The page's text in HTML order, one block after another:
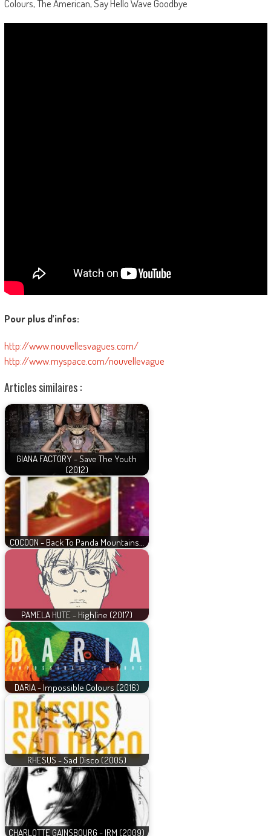
Colours, The American, Say Hello Wave Goodbye
Pour plus d’infos:
http://www.nouvellesvagues.com/
http://www.myspace.com/nouvellevague
Articles similaires :
GIANA FACTORY - Save The Youth
(2012)
COCOON - Back To Panda Mountains…
PAMELA HUTE - Highline (2017)
DARIA - Impossible Colours (2016)
RHESUS - Sad Disco (2005)
CHARLOTTE GAINSBOURG - IRM (2009)